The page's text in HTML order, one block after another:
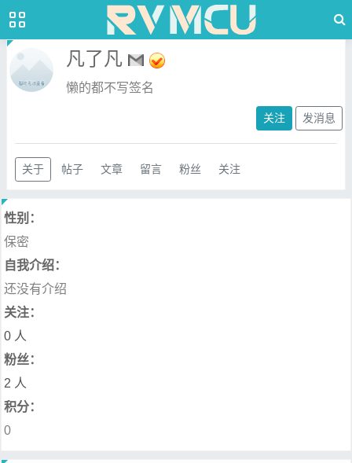
凡了凡
懒的都不写签名
关注 发消息
关于 帖子 文章 留言 粉丝 关注
性别：
保密
自我介绍：
还没有介绍
关注：
0 人
粉丝：
2 人
积分：
0